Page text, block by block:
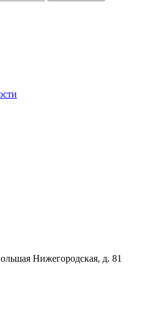
Нижегородская, д. 81